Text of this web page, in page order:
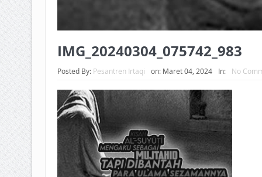
IMG_20240304_075742_983
Posted By: Pesantren Irtaqi on: Maret 04, 2024 In: No